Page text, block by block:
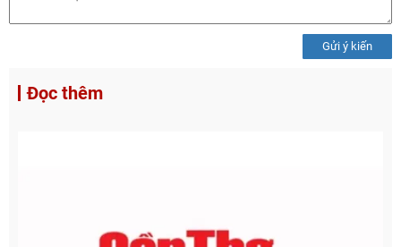
Gửi ý kiến
Đọc thêm